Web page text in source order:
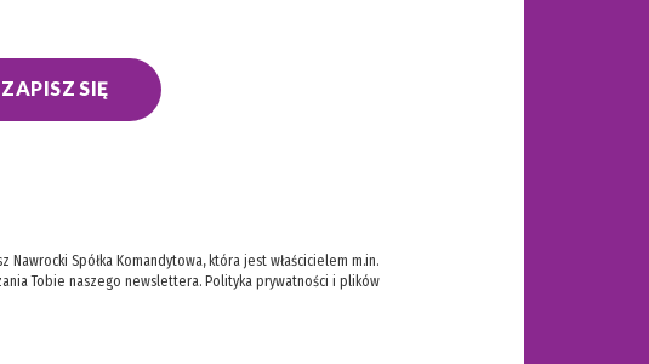
ZAPISZ SIĘ
Spółka Komandytowa, która jest właścicielem m.in.
Tobie naszego newslettera. Polityka prywatności i plików